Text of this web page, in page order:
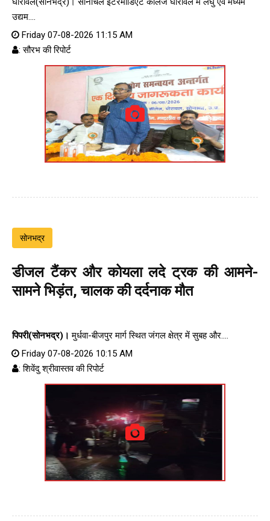
उद्यम....
Friday 07-08-2026 11:15 AM
: सौरभ की रिपोर्ट
सोनभद्र
डीजल टैंकर और कोयला लदे ट्रक की आमने-
सामने भिड़ंत, चालक की दर्दनाक मौत
पिपरी(सोनभद्र)। मुर्धवा-बीजपुर मार्ग स्थित जंगल क्षेत्र में सुबह और....
Friday 07-08-2026 10:15 AM
: शिवेंदु श्रीवास्तव की रिपोर्ट